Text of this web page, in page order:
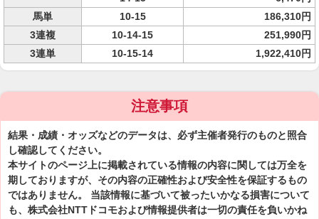
馬単
10-15
186,310円
3連複
10-14-15
251,990円
3連単
10-15-14 1,922,410円
注意事項
結果・成績・オッズなどのデータは、必ず主催者発行のものと照合
し確認してください。
本サイトのページ上に掲載されている情報の内容に関しては万全を
期しておりますが、その内容の正確性および安全性を保証するもの
ではありません。 当該情報に基づいて被ったいかなる損害について
も、株式会社NTTドコモおよび情報提供者は一切の責任を負いかね